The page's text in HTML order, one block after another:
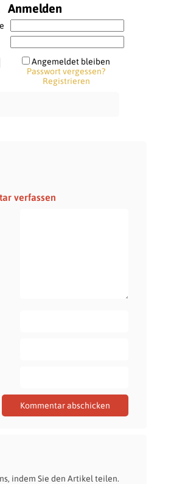
Anmelden
Angemeldet bleiben
Passwort vergessen?
Registrieren
verfassen
indem Sie den Artikel teilen.